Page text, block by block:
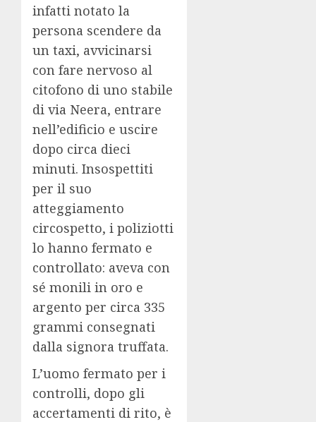
infatti notato la
persona scendere da
un taxi, avvicinarsi
con fare nervoso al
citofono di uno stabile
di via Neera, entrare
nell’edificio e uscire
dopo circa dieci
minuti. Insospettiti
per il suo
atteggiamento
circospetto, i poliziotti
lo hanno fermato e
controllato: aveva con
sé monili in oro e
argento per circa 335
grammi consegnati
dalla signora truffata.
L’uomo fermato per i
controlli, dopo gli
accertamenti di rito, è